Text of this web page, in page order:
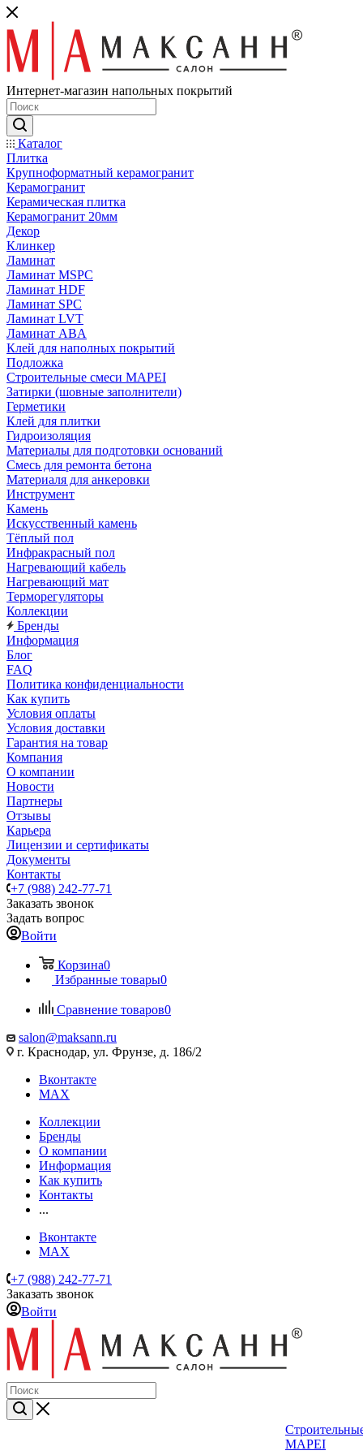
Интернет-магазин напольных покрытий
Каталог
Плитка
Крупноформатный керамогранит
Керамогранит
Керамическая плитка
Керамогранит 20мм
Декор
Клинкер
Ламинат
Ламинат MSPC
Ламинат HDF
Ламинат SPC
Ламинат LVT
Ламинат ABA
Клей для наполных покрытий
Подложка
Строительные смеси MAPEI
Затирки (шовные заполнители)
Герметики
Клей для плитки
Гидроизоляция
Материалы для подготовки оснований
Смесь для ремонта бетона
Материаля для анкеровки
Инструмент
Камень
Искусственный камень
Тёплый пол
Инфракрасный пол
Нагревающий кабель
Нагревающий мат
Терморегуляторы
Коллекции
Бренды
Информация
Блог
FAQ
Политика конфиденциальности
Как купить
Условия оплаты
Условия доставки
Гарантия на товар
Компания
О компании
Новости
Партнеры
Отзывы
Карьера
Лицензии и сертификаты
Документы
Контакты
+7 (988) 242-77-71
Заказать звонок
Задать вопрос
Войти
Корзина0
Избранные товары0
Сравнение товаров0
salon@maksann.ru
г. Краснодар, ул. Фрунзе, д. 186/2
Вконтакте
MAX
Коллекции
Бренды
О компании
Информация
Как купить
Контакты
...
Вконтакте
MAX
+7 (988) 242-77-71
Заказать звонок
Войти
MAPEI